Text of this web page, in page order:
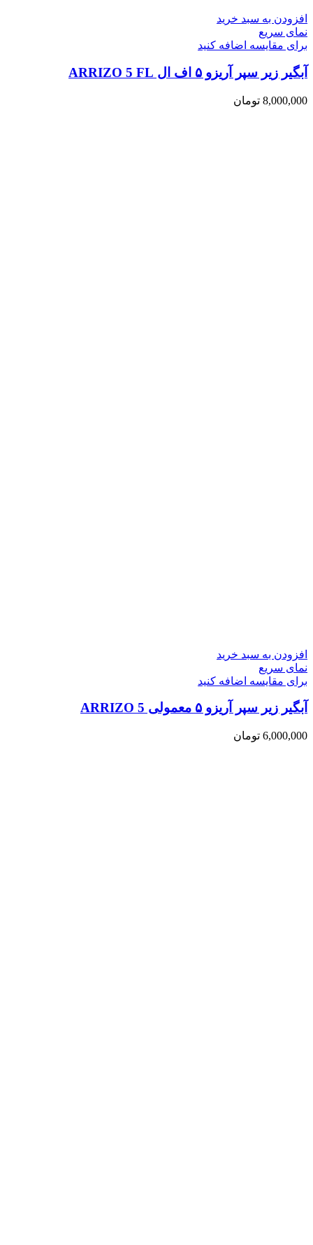
افزودن به سبد خرید
نمای سریع
برای مقایسه اضافه کنید
آبگیر زیر سپر آریزو ۵ اف ال ARRIZO 5 FL
8,000,000 تومان
افزودن به سبد خرید
نمای سریع
برای مقایسه اضافه کنید
آبگیر زیر سپر آریزو ۵ معمولی ARRIZO 5
6,000,000 تومان